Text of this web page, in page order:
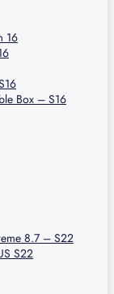
16
Box – S16
8.7 – S22
S22